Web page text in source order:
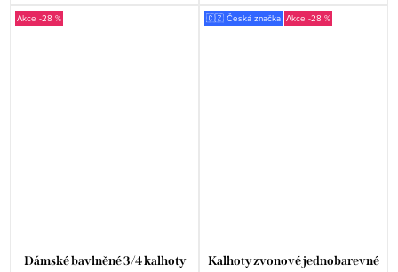
-28 %
Dámské bavlněné 3/4 kalhoty
🇨🇿 Česká značka -28 %
Kalhoty zvonové jednobarevné